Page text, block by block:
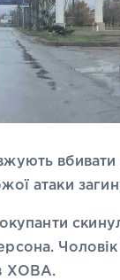
вбивати
атаки
ХОВА.